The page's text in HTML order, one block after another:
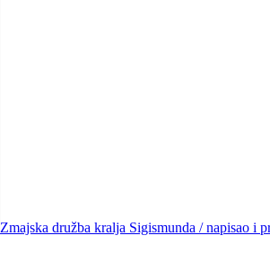
Zmajska družba kralja Sigismunda / napisao i